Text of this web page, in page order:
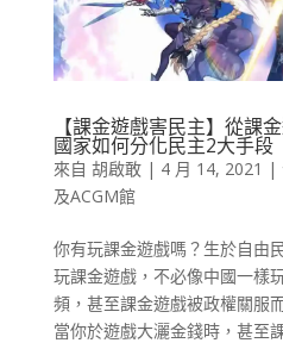
【課金遊戲害民主】從課
國家如何分化民主2大手段
來自 胡啟敢| 4 月 14, 2021 |
及ACGM館
你有玩課金遊戲嗎？生於自由
玩課金遊戲，不必像中國一樣
頻，甚至課金遊戲被政權關服
當你於遊戲大灑金錢時，甚至